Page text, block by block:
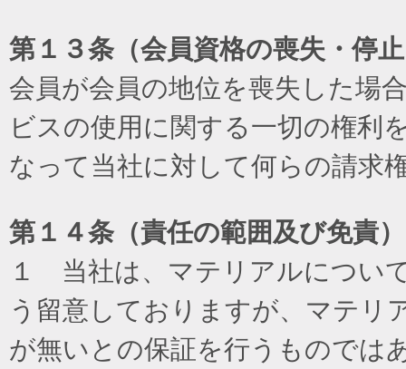
第１３条（会員資格の喪失・停
会員が会員の地位を喪失した場
ビスの使用に関する一切の権利
なって当社に対して何らの請求
第１４条（責任の範囲及び免責）
１ 当社は、マテリアルについ
う留意しておりますが、マテリ
が無いとの保証を行うものでは